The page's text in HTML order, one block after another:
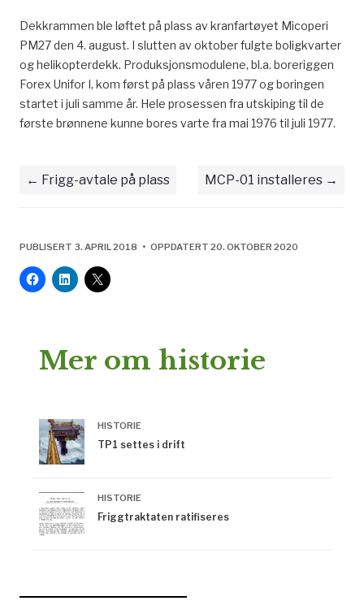
Dekkrammen ble løftet på plass av kranfartøyet Micoperi
PM27 den 4. august. I slutten av oktober fulgte boligkvarter
og helikopterdekk. Produksjonsmodulene, bl.a. boreriggen
Forex Unifor I, kom først på plass våren 1977 og boringen
startet i juli samme år. Hele prosessen fra utskiping til de
første brønnene kunne bores varte fra mai 1976 til juli 1977.
Frigg-avtale på plass MCP-01 installeres
PUBLISERT 3. APRIL 2018 • OPPDATERT 20. OKTOBER 2020
Mer om historie
HISTORIE
TP1 settes i drift
HISTORIE
Friggtraktaten ratifiseres